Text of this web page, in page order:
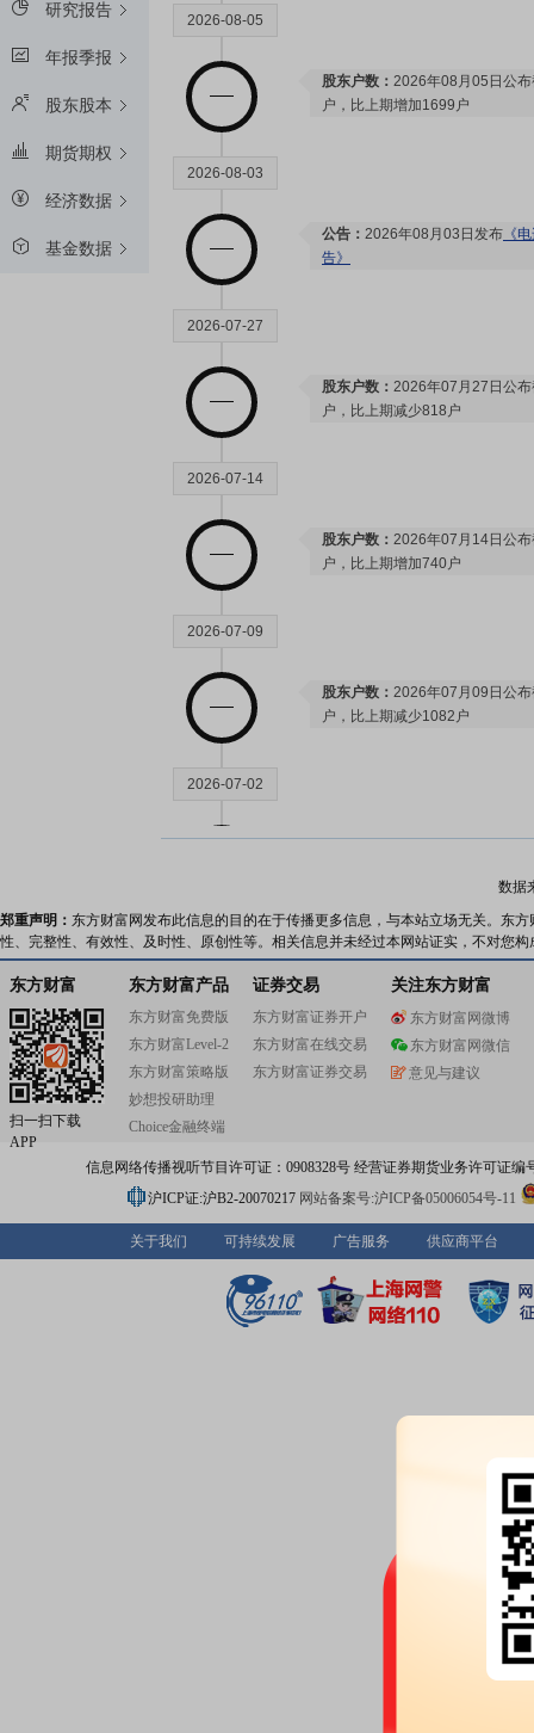
研究报告
年报季报
股东股本
期货期权
经济数据
基金数据
2026-08-05
股东户数： 2026年08月05日公
户，比上期增加1699户
2026-08-03
公告： 2026年08月03日发布 《
告》
2026-07-27
股东户数： 2026年07月27日公
户，比上期减少818户
2026-07-14
股东户数： 2026年07月14日公
户，比上期增加740户
2026-07-09
股东户数： 2026年07月09日公
户，比上期减少1082户
2026-07-02
2026-06-29
股东增减持日：
2026年06月29
26日，股东任俊江减持1笔，减
公告：2026年06月29日发布《
告》
2026-06-26
2026年06月26日公
户，比上期增加1388户
2026-06-24
2026年06月23日共
划第二类限制性股票首次授予第
数据
郑重声明： 东方财富网发布此信息的目的在于传播更多信息，与本站立场无关。东
性、完整性、有效性、及时性、原创性等。相关信息并未经过本网站证实，不对您
东方财富
扫一扫下载
APP
东方财富产品
东方财富免费版
东方财富Level-2
东方财富策略版
妙想投研助理
Choice金融终端
证券交易
东方财富证券开户
东方财富在线交易
东方财富证券交易
关注东方财富
东方财富网微博
东方财富网微信
意见与建议
信息网络传播视听节目许可证：0908328号 经营证券期货业务许可证编
沪ICP证:沪B2-20070217 网站备案号:沪ICP备05006054号-11
关于我们 可持续发展 广告服务 供应商平台